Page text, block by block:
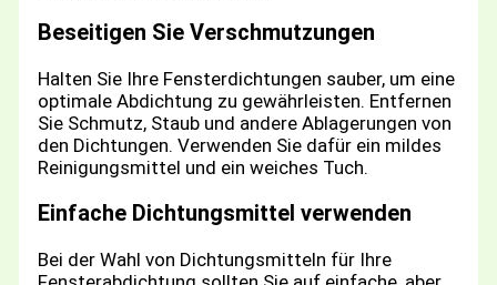
Beseitigen Sie Verschmutzungen
Halten Sie Ihre Fensterdichtungen sauber, um eine
optimale Abdichtung zu gewährleisten. Entfernen
Sie Schmutz, Staub und andere Ablagerungen von
den Dichtungen. Verwenden Sie dafür ein mildes
Reinigungsmittel und ein weiches Tuch.
Einfache Dichtungsmittel verwenden
Bei der Wahl von Dichtungsmitteln für Ihre